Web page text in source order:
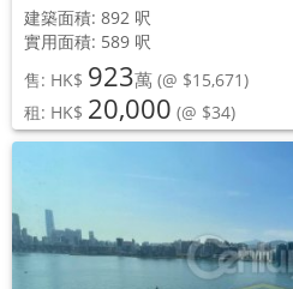
建築面積: 892 呎
實用面積: 589 呎
售: HK$ 923萬 (@ $15,671)
租: HK$ 20,000 (@ $34)